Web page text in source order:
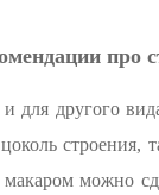
про
и для другого
можно